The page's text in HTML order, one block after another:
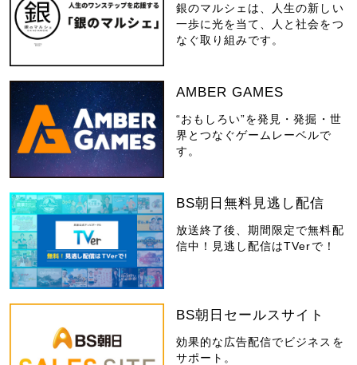
銀のマルシェは、人生の新しい
一歩に光を当て、人と社会をつ
なぐ取り組みです。
AMBER GAMES
“おもしろい”を発見・発掘・世
界とつなぐゲームレーベルで
す。
BS朝日無料見逃し配信
放送終了後、期間限定で無料配
信中！見逃し配信はTVerで！
BS朝日セールスサイト
効果的な広告配信でビジネスを
サポート。